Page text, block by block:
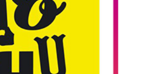
Cirque
sélectionné par la Tohu pour
BMX lors de
parc Fréderic-Back à Montréal.